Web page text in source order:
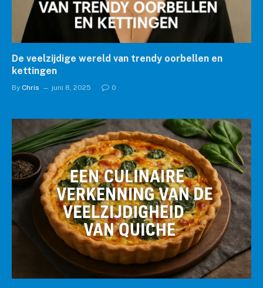
De veelzijdige wereld van trendy oorbellen en
kettingen
By Chris juni 8, 2025 0